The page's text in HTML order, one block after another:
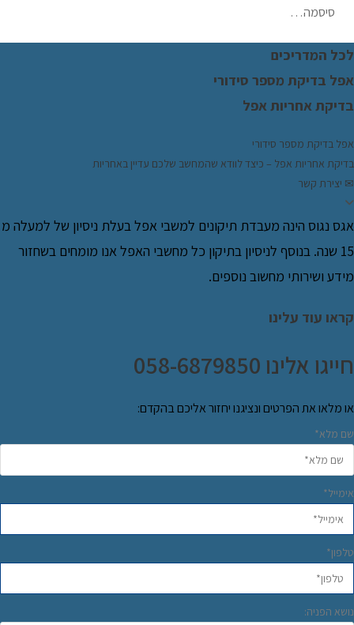
סיסמה…
המדריכים
בדיקת מספר סידורי
אחריות אפל
בדיקת מספר סידורי
אחריות אפל – כיצד לוודא שהמחשב שלכם עדיין באחריות
יצירת קשר
נגוס הינה מעבדת תיקונים למשבי אפל בעלת ניסיון של למעלה מ
15 שנה. בנוסף לניסיון בתיקון כל מחשבי האפל אנו מומחים בשחזור
ושירותי מחשוב נוספים.
עוד עלינו
אלינו 058-6879850
מלאו את הפרטים ונציגנו יחזור אליכם בהקדם:
מלא*
הפניה: